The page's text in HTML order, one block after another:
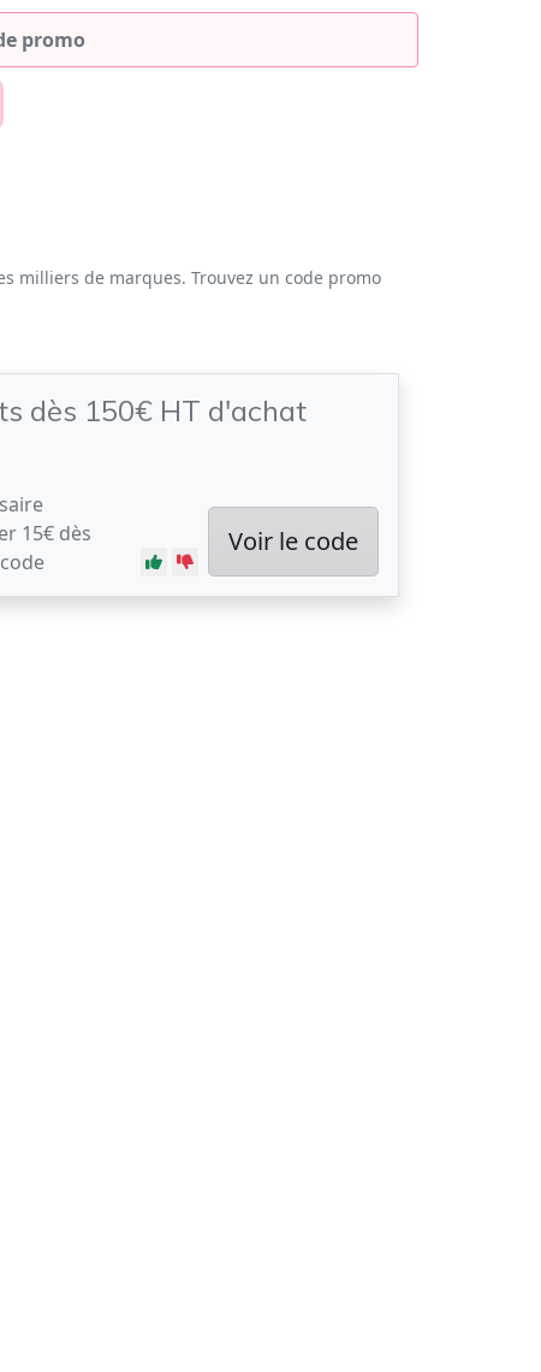
milliers de marques. Trouvez un code promo
dès 150€ HT d'achat
15€ dès
Voir le code